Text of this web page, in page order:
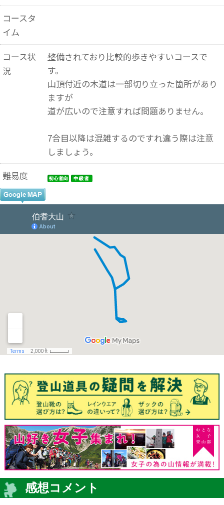
コースタ
イム
コース状
況
整備されており比較的歩きやすいコースで
す。
山頂付近の木道は一部切り立った箇所があり
ますが
道が広いので注意すれば問題ありません。
7合目以降は混雑するのですれ違う際は注意
しましょう。
難易度
感想コメント